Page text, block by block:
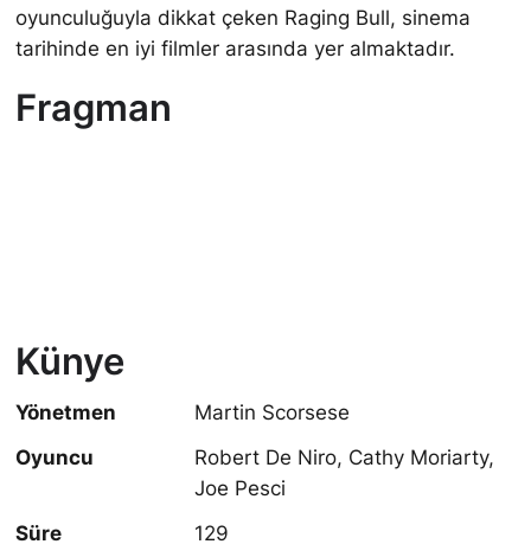
oyunculuğuyla dikkat çeken Raging Bull, sinema
tarihinde en iyi filmler arasında yer almaktadır.
Fragman
Künye
Yönetmen
Martin Scorsese
Oyuncu
Robert De Niro, Cathy Moriarty,
Joe Pesci
Süre
129